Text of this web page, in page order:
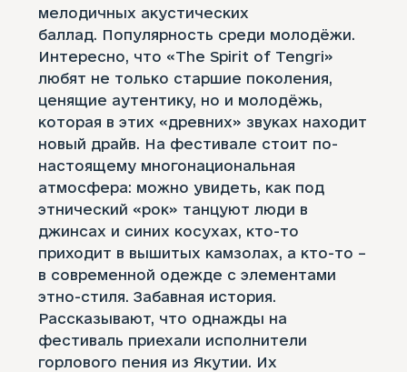
мелодичных акустических
баллад. Популярность среди молодёжи.
Интересно, что «The Spirit of Tengri»
любят не только старшие поколения,
ценящие аутентику, но и молодёжь,
которая в этих «древних» звуках находит
новый драйв. На фестивале стоит по-
настоящему многонациональная
атмосфера: можно увидеть, как под
этнический «рок» танцуют люди в
джинсах и синих косухах, кто-то
приходит в вышитых камзолах, а кто-то –
в современной одежде с элементами
этно-стиля. Забавная история.
Рассказывают, что однажды на
фестиваль приехали исполнители
горлового пения из Якутии. Их